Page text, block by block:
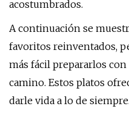
acostumbrados.
A continuación se
favoritos reinventados,
más fácil prepararlos
camino. Estos platos
darle vida a lo de siempre.